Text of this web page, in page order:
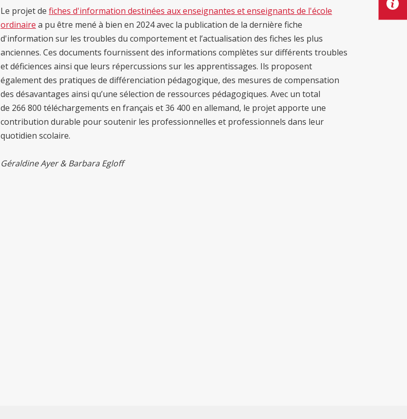
Le projet de fiches d'information destinées aux enseignantes et enseignants de l'école
ordinaire a pu être mené à bien en 2024 avec la publication de la dernière fiche
d'information sur les troubles du comportement et l’actualisation des fiches les plus
anciennes. Ces documents fournissent des informations complètes sur différents troubles
et déficiences ainsi que leurs répercussions sur les apprentissages. Ils proposent
également des pratiques de différenciation pédagogique, des mesures de compensation
des désavantages ainsi qu’une sélection de ressources pédagogiques. Avec un total
de 266 800 téléchargements en français et 36 400 en allemand, le projet apporte une
contribution durable pour soutenir les professionnelles et professionnels dans leur
quotidien scolaire.
Géraldine Ayer & Barbara Egloff